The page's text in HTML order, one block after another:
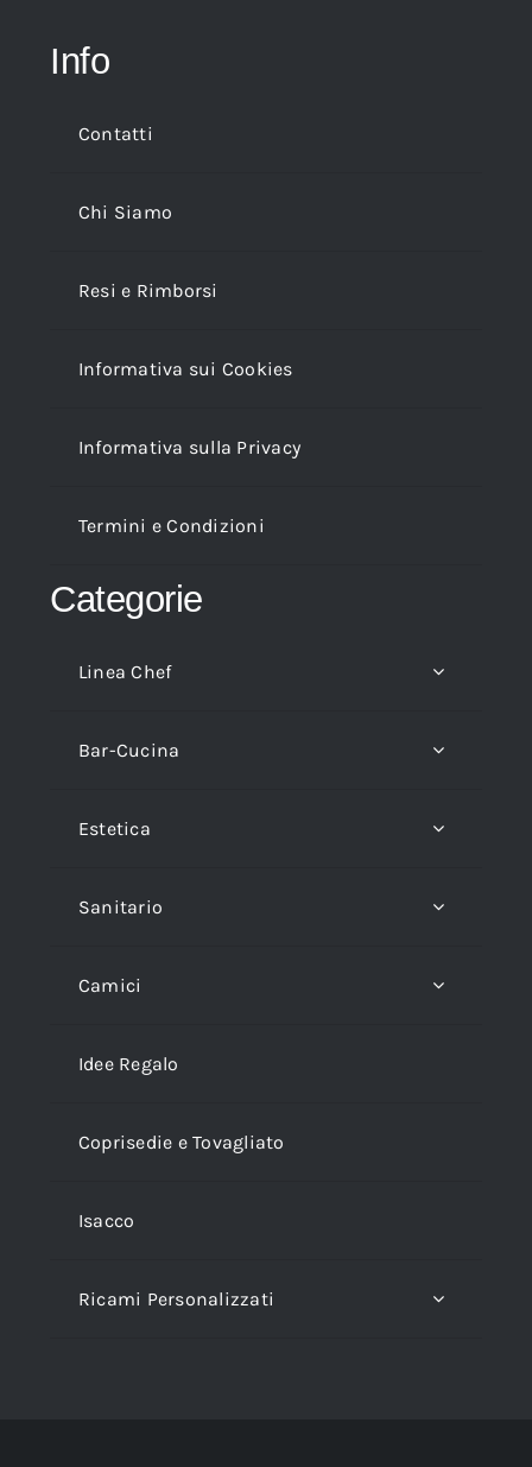
Info
Contatti
Chi Siamo
Resi e Rimborsi
Informativa sui Cookies
Informativa sulla Privacy
Termini e Condizioni
Categorie
Linea Chef
Bar-Cucina
Estetica
Sanitario
Camici
Idee Regalo
Coprisedie e Tovagliato
Isacco
Ricami Personalizzati